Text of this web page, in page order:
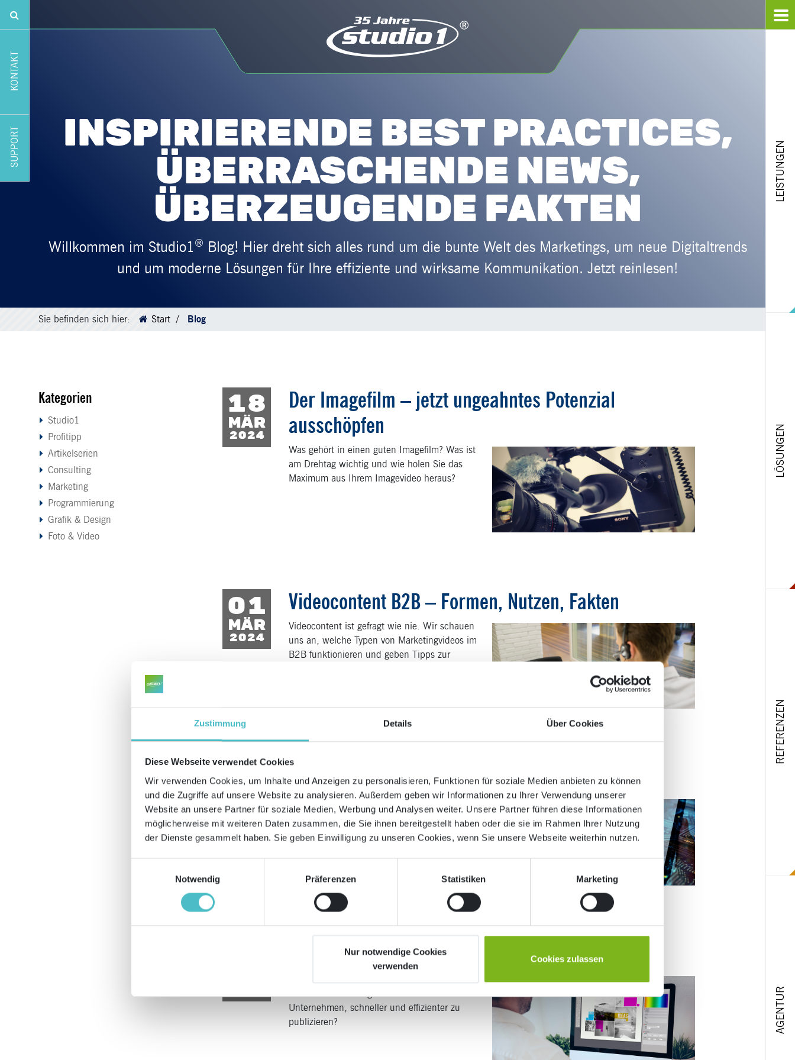
Zustimmung Details Über Cookies
Diese Webseite verwendet Cookies
Wir verwenden Cookies, um Inhalte und Anzeigen zu personalisieren, Funktionen für soziale Medien anbieten zu können
und die Zugriffe auf unsere Website zu analysieren. Außerdem geben wir Informationen zu Ihrer Verwendung unserer
Website an unsere Partner für soziale Medien, Werbung und Analysen weiter. Unsere Partner führen diese Informationen
möglicherweise mit weiteren Daten zusammen, die Sie ihnen bereitgestellt haben oder die sie im Rahmen Ihrer Nutzung
der Dienste gesammelt haben. Sie geben Einwilligung zu unseren Cookies, wenn Sie unsere Webseite weiterhin nutzen.
Notwendig
Präferenzen Statistiken Marketing
Nur notwendige Cookies
verwenden
Cookies zulassen
LEISTUNGEN
LÖSUNGEN
REFERENZEN
AGENTUR
KONTAKT
SUPPORT
INSPIRIERENDE BEST PRACTICES,
ÜBERRASCHENDE NEWS,
ÜBERZEUGENDE FAKTEN
Willkommen im Studio1® Blog! Hier dreht sich alles rund um die bunte Welt des Marketings, um neue Digitaltrends
und um moderne Lösungen für Ihre effiziente und wirksame Kommunikation. Jetzt reinlesen!
Sie befinden sich hier: Start Blog
Kategorien
Studio1
Profitipp
Artikelserien
Consulting
Marketing
Programmierung
Grafik & Design
Foto & Video
18
Mär
2024
Der Imagefilm – jetzt ungeahntes Potenzial
ausschöpfen
Was gehört in einen guten Imagefilm? Was ist
am Drehtag wichtig und wie holen Sie das
Maximum aus Ihrem Imagevideo heraus?
01
Mär
2024
Videocontent B2B – Formen, Nutzen, Fakten
Videocontent ist gefragt wie nie. Wir schauen
uns an, welche Typen von Marketingvideos im
B2B funktionieren und geben Tipps zur
28
Nov
2023
Die Top 5 Cross Media Publishing Trends
Clevere Tools, praktische KI-Integrationen,
vorgefertigte Templates – wie sieht die Zukunft
im Cross Media Publishing aus?
Web to Print: Begriff, Funktionsweise, Vorteile
Unternehmen, schneller und effizienter zu
publizieren?